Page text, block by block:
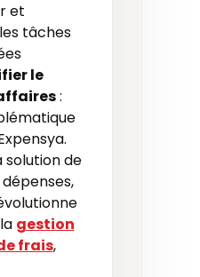
et
tâches
le
:
solution de
gestion
frais,